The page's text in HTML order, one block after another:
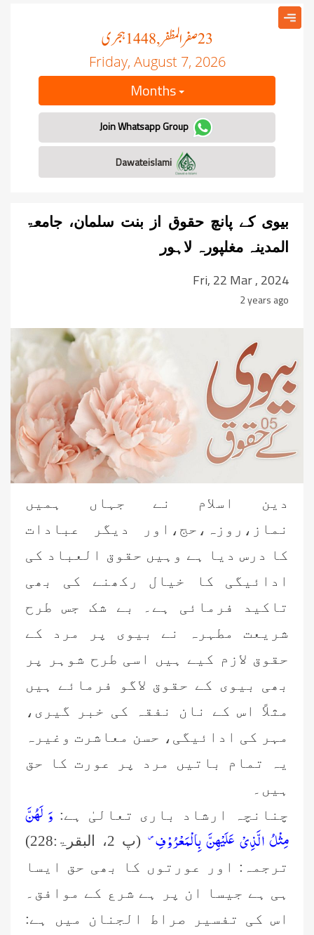
23صفر المظفر, 1448 ہجری
Friday, August 7, 2026
Months
Join Whatsapp Group
بیوی کے پانچ حقوق از بنت سلمان، جامعۃ
المدینہ مغلپورہ لاہور
Fri, 22 Mar , 2024
2 years ago
دین اسلام نے جہاں ہمیں
نماز،روزہ،حج،اور دیگر عبادات
کا درس دیا ہے وہیں حقوق العباد کی
ادائیگی کا خیال رکھنے کی بھی
تاکید فرمائی ہے۔ بے شک جس طرح
شریعت مطہرہ نے بیوی پر مرد کے
حقوق لازم کیے ہیں اسی طرح شوہر پر
بھی بیوی کے حقوق لاگو فرمائے ہیں
مثلاً اس کے نان نفقہ کی خبر گیری،
مہر کی ادائیگی، حسن معاشرت وغیرہ
یہ تمام باتیں مرد پر عورت کا حق
ہیں۔
چنانچہ ارشاد باری تعالیٰ ہے: وَ لَهُنَّ
مِثْلُ الَّذِیْ عَلَیْهِنَّ بِالْمَعْرُوْفِ۪-
(پ 2، البقرۃ:228)
ترجمہ: اور عورتوں کا بھی حق ایسا
ہی ہے جیسا ان پر ہے شرع کے موافق۔
اس کی تفسیر صراط الجنان میں ہے: